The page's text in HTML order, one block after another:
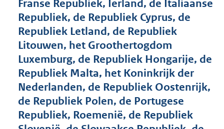
5
8
K
b
Franse Republiek, Ierland, de Italiaanse
Republiek, de Republiek Cyprus, de
Republiek Letland, de Republiek
Litouwen, het Groothertogdom
Luxemburg, de Republiek Hongarije, de
Republiek Malta, het Koninkrijk der
Nederlanden, de Republiek Oostenrijk,
de Republiek Polen, de Portugese
Republiek, Roemenië, de Republiek